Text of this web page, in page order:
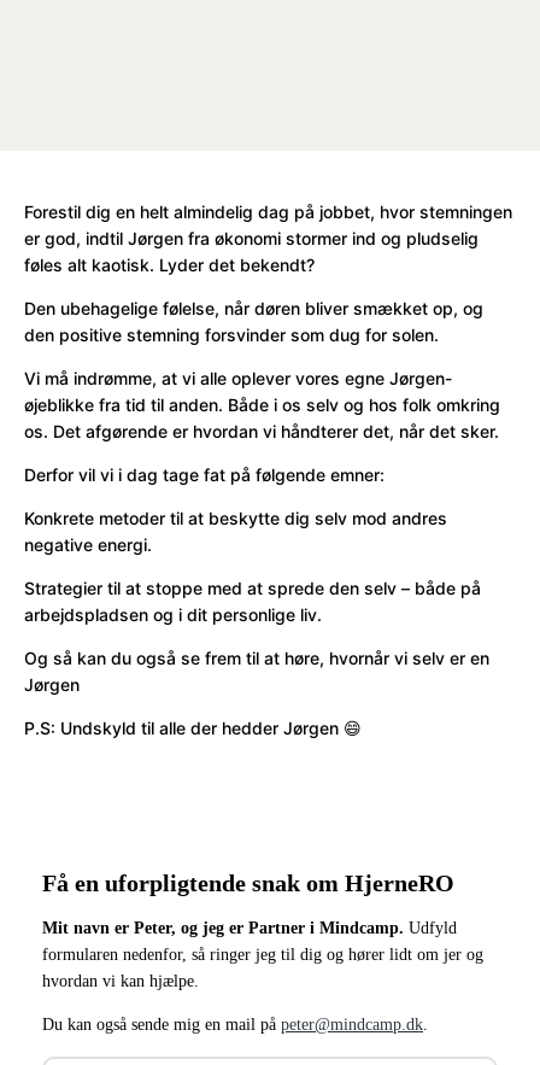
Forestil dig en helt almindelig dag på jobbet, hvor stemningen
er god, indtil Jørgen fra økonomi stormer ind og pludselig
føles alt kaotisk. Lyder det bekendt?
Den ubehagelige følelse, når døren bliver smækket op, og
den positive stemning forsvinder som dug for solen.
Vi må indrømme, at vi alle oplever vores egne Jørgen-
øjeblikke fra tid til anden. Både i os selv og hos folk omkring
os. Det afgørende er hvordan vi håndterer det, når det sker.
Derfor vil vi i dag tage fat på følgende emner:
Konkrete metoder til at beskytte dig selv mod andres
negative energi.
Strategier til at stoppe med at sprede den selv – både på
arbejdspladsen og i dit personlige liv.
Og så kan du også se frem til at høre, hvornår vi selv er en
Jørgen
P.S: Undskyld til alle der hedder Jørgen 😄
Få en uforpligtende snak om HjerneRO
Mit navn er Peter, og jeg er Partner i Mindcamp. Udfyld
formularen nedenfor, så ringer jeg til dig og hører lidt om jer og
hvordan vi kan hjælpe.
Du kan også sende mig en mail på peter@mindcamp.dk.